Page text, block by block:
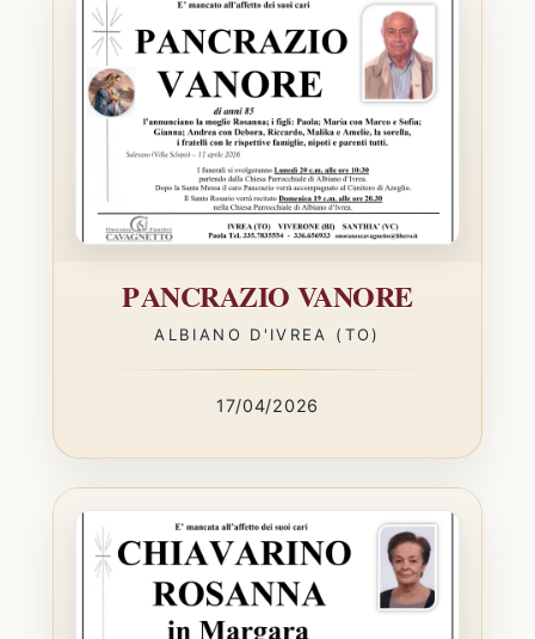
PANCRAZIO VANORE
ALBIANO D'IVREA (TO)
17/04/2026